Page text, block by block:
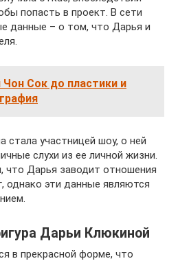
попасть в проект. В сети
данные – о том, что Дарья и
Чон Сок до пластики и
стала участницей шоу, о ней
слухи из ее личной жизни.
что Дарья заводит отношения
однако эти данные являются
Дарьи Клюкиной
в прекрасной форме, что